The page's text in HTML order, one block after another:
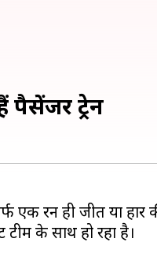
पैसेंजर ट्रेन
एक रन ही जीत या
के साथ हो रहा है।